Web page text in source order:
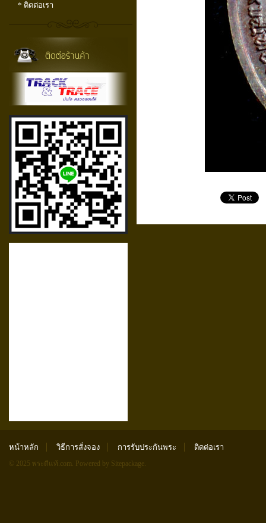
* ติดต่อเรา
หน้าหลัก วิธีการสั่งจอง การรับประกันพระ ติดต่อเรา
© 2025 พระดีแท้.com. Powered by Sitepackage.